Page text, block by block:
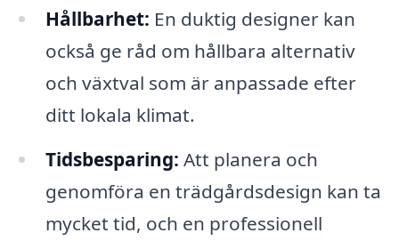
Hållbarhet: En duktig designer kan
också ge råd om hållbara alternativ
och växtval som är anpassade efter
ditt lokala klimat.
Tidsbesparing: Att planera och
genomföra en trädgårdsdesign kan ta
mycket tid, och en professionell